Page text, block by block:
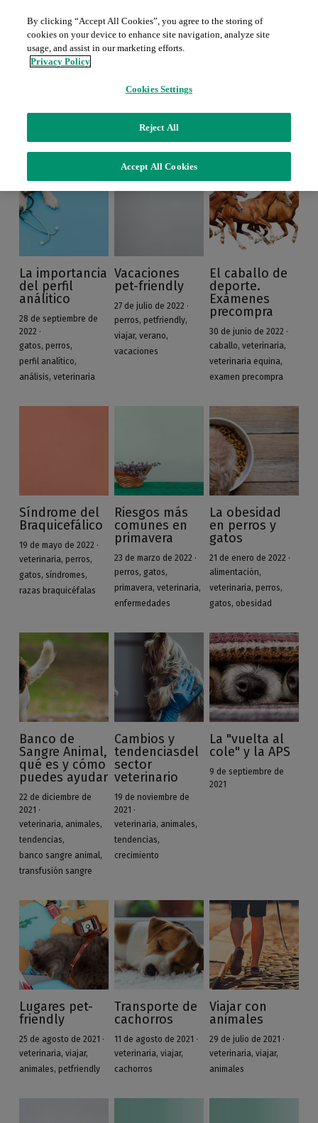
Inicio
Servicios
Piezas para servicio (password)
Radiología
Películas y químicos
Endoscopia
Grandes equipos D.I.
Diagnóstico In Vitro
Promociones
Blog
Contacto
Todos viajar juan carlos castillo
La importancia
del perfil
análitico
28 de septiembre de
2022 ·
gatos, perros,
perfil analítico,
análisis, veterinaria
Vacaciones
pet-friendly
27 de julio de 2022 ·
perros, petfriendly,
viajar, verano,
vacaciones
El caballo de
deporte.
Exámenes
precompra
30 de junio de 2022 ·
caballo, veterinaria,
veterinaria equina,
examen precompra
Síndrome del
Braquicefálico
19 de mayo de 2022 ·
veterinaria, perros,
gatos, síndromes,
razas braquicéfalas
Riesgos más
comunes en
primavera
23 de marzo de 2022 ·
perros, gatos,
primavera, veterinaria,
enfermedades
La obesidad
en perros y
gatos
21 de enero de 2022 ·
alimentación,
veterinaria, perros,
gatos, obesidad
Banco de
Sangre Animal,
qué es y cómo
puedes ayudar
22 de diciembre de
2021 ·
veterinaria, animales,
tendencias,
banco sangre animal,
transfusión sangre
Cambios y
tendenciasdel
sector
veterinario
19 de noviembre de
2021 ·
veterinaria, animales,
tendencias,
crecimiento
La "vuelta al
cole" y la APS
9 de septiembre de
2021
Lugares pet-
friendly
25 de agosto de 2021 ·
veterinaria, viajar,
animales, petfriendly
Transporte de
cachorros
11 de agosto de 2021 ·
veterinaria, viajar,
cachorros
Viajar con
animales
29 de julio de 2021 ·
veterinaria, viajar,
animales
By clicking “Accept All Cookies”, you agree to the storing of
cookies on your device to enhance site navigation, analyze site
usage, and assist in our marketing efforts.
Privacy Policy
Cookies Settings
Reject All
Accept All Cookies